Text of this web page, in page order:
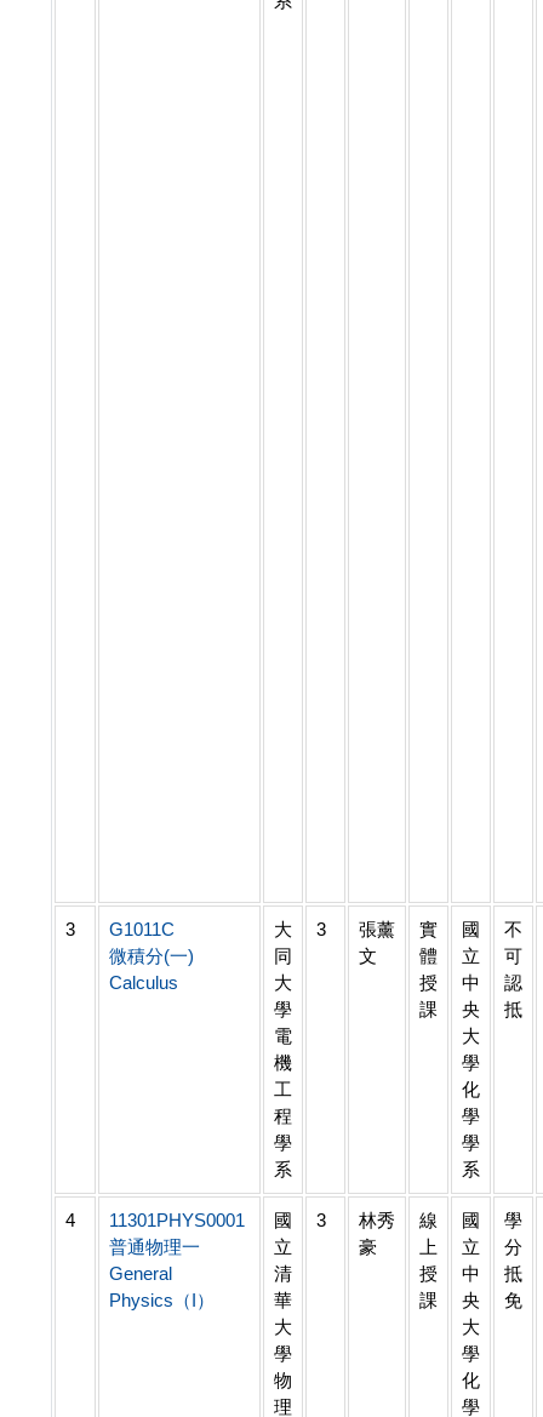
3
G1011C
微積分(一)
Calculus
大
同
大
學
電
機
工
程
學
系
3
張薰
文
實
體
授
課
國
立
中
央
大
學
化
學
學
系
不
可
認
抵
4
11301PHYS0001
普通物理一
General
Physics（I）
國
立
清
華
大
學
物
理
3
林秀
豪
線
上
授
課
國
立
中
央
大
學
化
學
學
分
抵
免